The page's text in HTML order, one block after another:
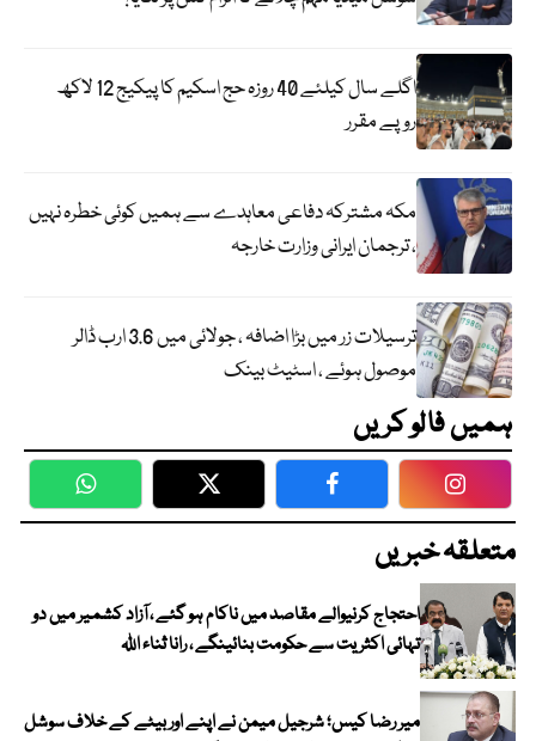
اگلے سال کیلئے 40 روزہ حج اسکیم کا پیکیج 12 لاکھ
روپے مقرر
مکہ مشترکہ دفاعی معاہدے سے ہمیں کوئی خطرہ نہیں
، ترجمان ایرانی وزارت خارجہ
ترسیلات زر میں بڑا اضافہ ، جولائی میں 3.6 ارب ڈالر
موصول ہوئے ، اسٹیٹ بینک
ہمیں فالو کریں
WhatsApp Twitter Facebook
متعلقہ خبریں
احتجاج کرنیوالے مقاصد میں ناکام ہو گئے ، آزاد کشمیر میں دو
تہائی اکثریت سے حکومت بنائینگے ، رانا ثناء اللہ
میر رضا کیس؛ شرجیل میمن نے اپنے اور بیٹے کے خلاف سوشل